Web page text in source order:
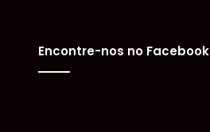
Encontre-nos no Facebook